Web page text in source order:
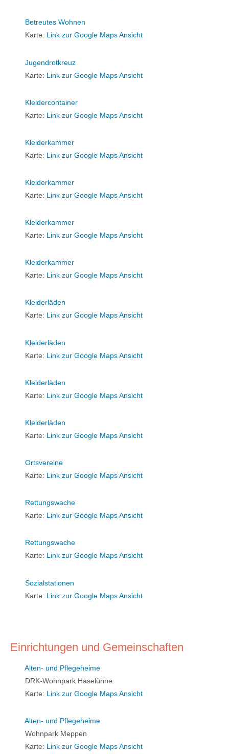
Betreutes Wohnen
Karte: Link zur Google Maps Ansicht
Jugendrotkreuz
Karte: Link zur Google Maps Ansicht
Kleidercontainer
Karte: Link zur Google Maps Ansicht
Kleiderkammer
Karte: Link zur Google Maps Ansicht
Kleiderkammer
Karte: Link zur Google Maps Ansicht
Kleiderkammer
Karte: Link zur Google Maps Ansicht
Kleiderkammer
Karte: Link zur Google Maps Ansicht
Kleiderläden
Karte: Link zur Google Maps Ansicht
Kleiderläden
Karte: Link zur Google Maps Ansicht
Kleiderläden
Karte: Link zur Google Maps Ansicht
Kleiderläden
Karte: Link zur Google Maps Ansicht
Ortsvereine
Karte: Link zur Google Maps Ansicht
Rettungswache
Karte: Link zur Google Maps Ansicht
Rettungswache
Karte: Link zur Google Maps Ansicht
Sozialstationen
Karte: Link zur Google Maps Ansicht
Einrichtungen und Gemeinschaften
Alten- und Pflegeheime
DRK-Wohnpark Haselünne
Karte: Link zur Google Maps Ansicht
Alten- und Pflegeheime
Wohnpark Meppen
Karte: Link zur Google Maps Ansicht